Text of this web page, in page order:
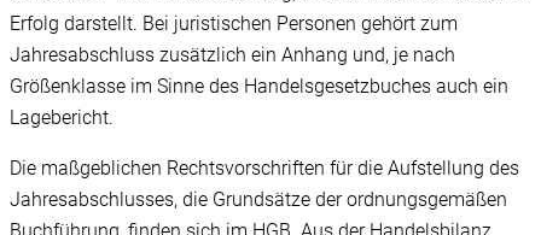
Erfolg darstellt. Bei juristischen Personen gehört zum
Jahresabschluss zusätzlich ein Anhang und, je nach
Größenklasse im Sinne des Handelsgesetzbuches auch ein
Lagebericht.
Die maßgeblichen Rechtsvorschriften für die Aufstellung des
Jahresabschlusses, die Grundsätze der ordnungsgemäßen
Buchführung, finden sich im HGB. Aus der Handelsbilanz